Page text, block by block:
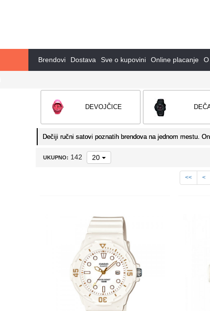
Brendovi Dostava Sve o kupovini Online placanje
DEVOJČICE
Dečiji ručni satovi poznatih brendova na jednom mestu.
UKUPNO: 142 20
<< <